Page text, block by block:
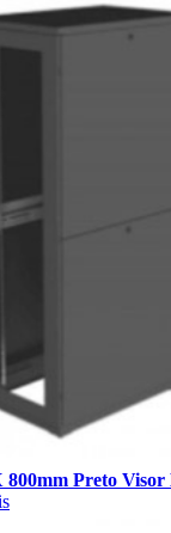
800mm Preto